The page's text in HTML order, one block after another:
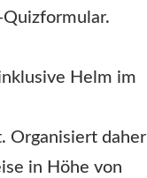
Helm im
Organisiert daher
in Höhe von